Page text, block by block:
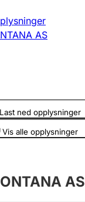
slette
slette
AS
Last ned opplysninger
Vis alle opplysninger
AS